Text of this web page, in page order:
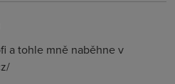
a tohle mně naběhne v